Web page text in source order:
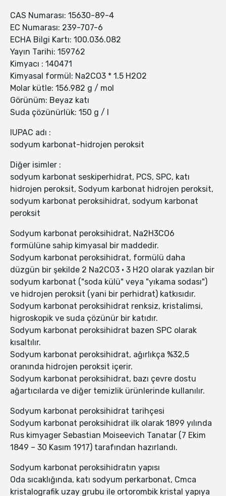
CAS Numarası: 15630-89-4
EC Numarası: 239-707-6
ECHA Bilgi Kartı: 100.036.082
Yayın Tarihi: 159762
Kimyacı : 140471
Kimyasal formül: Na2CO3 * 1.5 H2O2
Molar kütle: 156.982 g / mol
Görünüm: Beyaz katı
Suda çözünürlük: 150 g / l
IUPAC adı :
sodyum karbonat-hidrojen peroksit
Diğer isimler :
sodyum karbonat seskiperhidrat, PCS, SPC, katı
hidrojen peroksit, Sodyum karbonat hidrojen peroksit,
sodyum karbonat peroksihidrat, sodyum karbonat
peroksit
Sodyum karbonat peroksihidrat, Na2H3CO6
formülüne sahip kimyasal bir maddedir.
Sodyum karbonat peroksihidrat, formülü daha
düzgün bir şekilde 2 Na2CO3 · 3 H2O olarak yazılan bir
sodyum karbonat ("soda külü" veya "yıkama sodası")
ve hidrojen peroksit (yani bir perhidrat) katkısıdır.
Sodyum karbonat peroksihidrat renksiz, kristalimsi,
higroskopik ve suda çözünür bir katıdır.
Sodyum karbonat peroksihidrat bazen SPC olarak
kısaltılır.
Sodyum karbonat peroksihidrat, ağırlıkça %32,5
oranında hidrojen peroksit içerir.
Sodyum karbonat peroksihidrat, bazı çevre dostu
ağartıcılarda ve diğer temizlik ürünlerinde kullanılır.
Sodyum karbonat peroksihidrat tarihçesi
Sodyum karbonat peroksihidrat ilk olarak 1899 yılında
Rus kimyager Sebastian Moiseevich Tanatar (7 Ekim
1849 – 30 Kasım 1917) tarafından hazırlandı.
Sodyum karbonat peroksihidratın yapısı
Oda sıcaklığında, katı sodyum perkarbonat, Cmca
kristalografik uzay grubu ile ortorombik kristal yapıya